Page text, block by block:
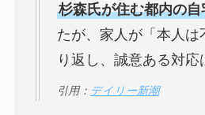
杉森氏が住む都内の自
たが、家人が「本人は
り返し、誠意ある対応
引用： デイリー新潮